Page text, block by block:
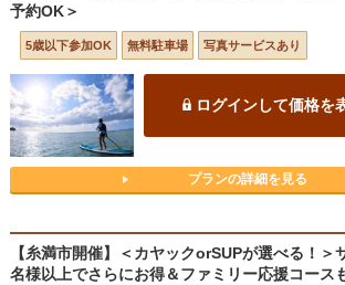
予約OK＞
5歳以下参加OK 無料駐車場 写真サービスあり
ログインして価格を
プランの詳細を見る
【糸満市開催】＜カヤックorSUPが選べる！＞
名様以上でさらにお得＆ファミリー応援コース